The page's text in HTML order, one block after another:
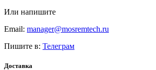
Или напишите
Email: manager@mosremtech.ru
Пишите в: Телеграм
Доставка